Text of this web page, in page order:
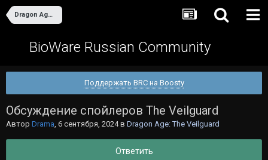
Dragon Age: The Veilguard
BioWare Russian Community
Поддержать BRC на Boosty
Обсуждение спойлеров The Veilguard
Автор Drama, 6 сентября, 2024в Dragon Age: The Veilguard
Ответить